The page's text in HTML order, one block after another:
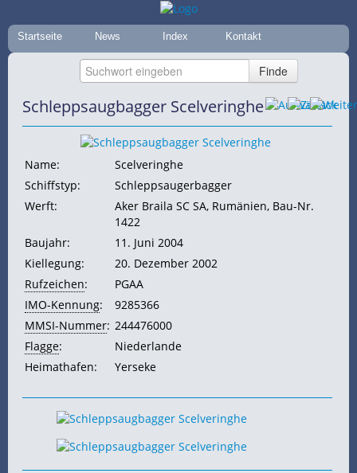
Startseite News Index Kontakt
Schleppsaugbagger Scelveringhe
Name:
Scelveringhe
Schiffstyp:
Schleppsaugerbagger
Werft:
Aker Braila SC SA, Rumänien, Bau-Nr.
1422
Baujahr:
11. Juni 2004
Kiellegung:
20. Dezember 2002
Rufzeichen:
PGAA
IMO-Kennung:
9285366
MMSI-Nummer: 244476000
Flagge:
Niederlande
Heimathafen:
Yerseke